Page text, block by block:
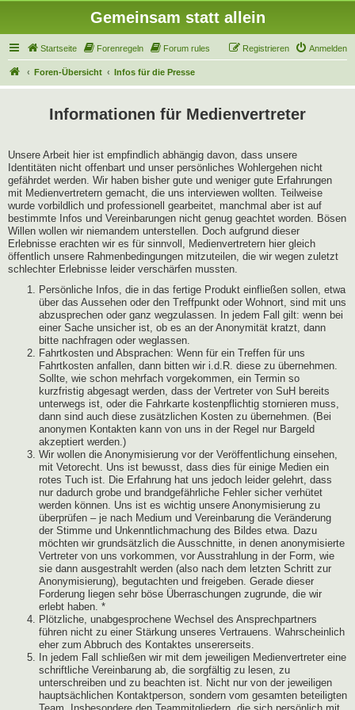
Gemeinsam statt allein
Startseite Forenregeln Forum rules Anmelden
Registrieren
Foren-Übersicht Infos für die Presse
Informationen für Medienvertreter
Unsere Arbeit hier ist empfindlich abhängig davon, dass unsere
Identitäten nicht offenbart und unser persönliches Wohlergehen nicht
gefährdet werden. Wir haben bisher gute und weniger gute Erfahrungen
mit Medienvertretern gemacht, die uns interviewen wollten. Teilweise
wurde vorbildlich und professionell gearbeitet, manchmal aber ist auf
bestimmte Infos und Vereinbarungen nicht genug geachtet worden. Bösen
Willen wollen wir niemandem unterstellen. Doch aufgrund dieser
Erlebnisse erachten wir es für sinnvoll, Medienvertretern hier gleich
öffentlich unsere Rahmenbedingungen mitzuteilen, die wir wegen zuletzt
schlechter Erlebnisse leider verschärfen mussten.
Persönliche Infos, die in das fertige Produkt einfließen sollen, etwa
über das Aussehen oder den Treffpunkt oder Wohnort, sind mit uns
abzusprechen oder ganz wegzulassen. In jedem Fall gilt: wenn bei
einer Sache unsicher ist, ob es an der Anonymität kratzt, dann
bitte nachfragen oder weglassen.
Fahrtkosten und Absprachen: Wenn für ein Treffen für uns
Fahrtkosten anfallen, dann bitten wir i.d.R. diese zu übernehmen.
Sollte, wie schon mehrfach vorgekommen, ein Termin so
kurzfristig abgesagt werden, dass der Vertreter von SuH bereits
unterwegs ist, oder die Fahrkarte kostenpflichtig stornieren muss,
dann sind auch diese zusätzlichen Kosten zu übernehmen. (Bei
anonymen Kontakten kann von uns in der Regel nur Bargeld
akzeptiert werden.)
Wir wollen die Anonymisierung vor der Veröffentlichung einsehen,
mit Vetorecht. Uns ist bewusst, dass dies für einige Medien ein
rotes Tuch ist. Die Erfahrung hat uns jedoch leider gelehrt, dass
nur dadurch grobe und brandgefährliche Fehler sicher verhütet
werden können. Uns ist es wichtig unsere Anonymisierung zu
überprüfen – je nach Medium und Vereinbarung die Veränderung
der Stimme und Unkenntlichmachung des Bildes etwa. Dazu
möchten wir grundsätzlich die Ausschnitte, in denen anonymisierte
Vertreter von uns vorkommen, vor Ausstrahlung in der Form, wie
sie dann ausgestrahlt werden (also nach dem letzten Schritt zur
Anonymisierung), begutachten und freigeben. Gerade dieser
Forderung liegen sehr böse Überraschungen zugrunde, die wir
erlebt haben. *
Plötzliche, unabgesprochene Wechsel des Ansprechpartners
führen nicht zu einer Stärkung unseres Vertrauens. Wahrscheinlich
eher zum Abbruch des Kontaktes unsererseits.
In jedem Fall schließen wir mit dem jeweiligen Medienvertreter eine
schriftliche Vereinbarung ab, die sorgfältig zu lesen, zu
unterschreiben und zu beachten ist. Nicht nur von der jeweiligen
hauptsächlichen Kontaktperson, sondern vom gesamten beteiligten